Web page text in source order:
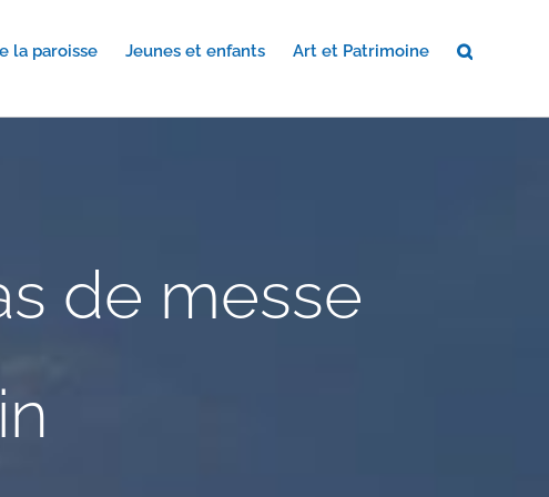
la paroisse Jeunes et enfants Art et Patrimoine
de messe